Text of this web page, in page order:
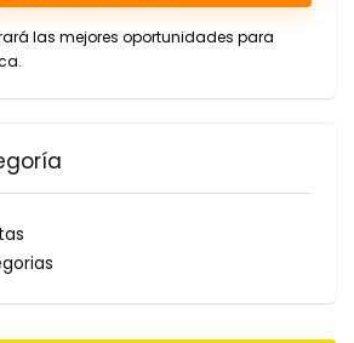
las mejores oportunidades para